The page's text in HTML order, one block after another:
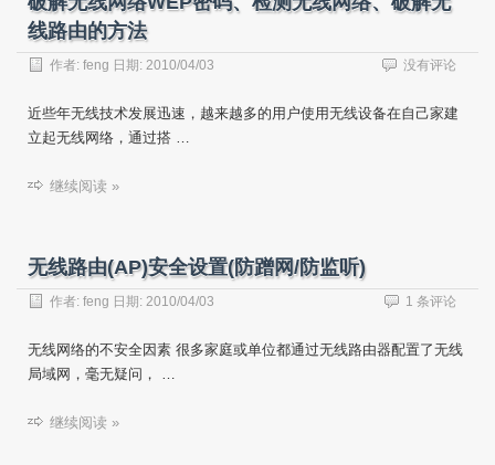
线路由的方法
作者: feng 日期: 2010/04/03 没有评论
近些年无线技术发展迅速，越来越多的用户使用无线设备在自己家建
立起无线网络，通过搭 …
继续阅读 »
无线路由(AP)安全设置(防蹭网/防监听)
作者: feng 日期: 2010/04/03 1 条评论
无线网络的不安全因素 很多家庭或单位都通过无线路由器配置了无线
局域网，毫无疑问， …
继续阅读 »